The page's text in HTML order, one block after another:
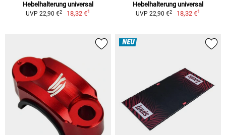
Hebelhalterung universal
UVP 22,90 €2 18,32 €1
Hebelhalterung universal
UVP 22,90 €2 18,32 €1
NEU